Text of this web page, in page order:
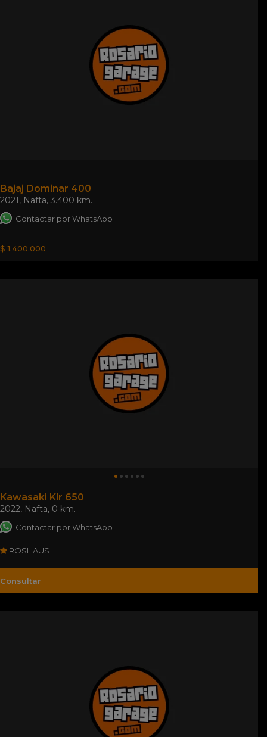
Bajaj Dominar 400
2021, Nafta, 3.400 km.
Contactar por WhatsApp
$ 1.400.000
Kawasaki Klr 650
2022, Nafta, 0 km.
Contactar por WhatsApp
ROSHAUS
Consultar